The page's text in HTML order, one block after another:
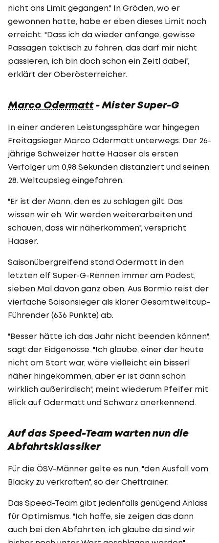
nicht ans Limit gegangen." In Gröden, wo er
gewonnen hatte, habe er eben dieses Limit noch
erreicht. "Dass ich da wieder anfange, gewisse
Passagen taktisch zu fahren, das darf mir nicht
passieren, ich bin doch schon ein Zeitl dabei",
erklärt der Oberösterreicher.
Marco Odermatt- Mister Super-G
In einer anderen Leistungssphäre war hingegen
Freitagsieger Marco Odermatt unterwegs. Der 26-
jährige Schweizer hatte Haaser als ersten
Verfolger um 0,98 Sekunden distanziert und seinen
28. Weltcupsieg eingefahren.
"Er ist der Mann, den es zu schlagen gilt. Das
wissen wir eh. Wir werden weiterarbeiten und
schauen, dass wir näherkommen", verspricht
Haaser.
Saisonübergreifend stand Odermatt in den
letzten elf Super-G-Rennen immer am Podest,
sieben Mal davon ganz oben. Aus Bormio reist der
vierfache Saisonsieger als klarer Gesamtweltcup-
Führender (636 Punkte) ab.
"Besser hätte ich das Jahr nicht beenden können",
sagt der Eidgenosse. "Ich glaube, einer der heute
nicht am Start war, wäre vielleicht ein bisserl
näher hingekommen, aber er ist dann schon
wirklich außerirdisch", meint wiederum Pfeifer mit
Blick auf Odermatt und Schwarz anerkennend.
Auf das Speed-Team warten nun die
Abfahrtsklassiker
Für die ÖSV-Männer gelte es nun, "den Ausfall vom
Blacky zu verkraften", so der Cheftrainer.
Das Speed-Team gibt jedenfalls genügend Anlass
für Optimismus. "Ich hoffe, sie zeigen das dann
auch bei den Abfahrten, ich glaube da sind wir